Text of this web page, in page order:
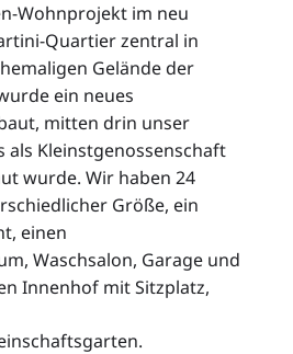
Wohnprojekt im neu
Quartier zentral in
Gelände der
ein neues
mitten drin unser
als Kleinstgenossenschaft
wurde. Wir haben 24
Größe, ein
einen
Waschsalon, Garage und
Innenhof mit Sitzplatz,